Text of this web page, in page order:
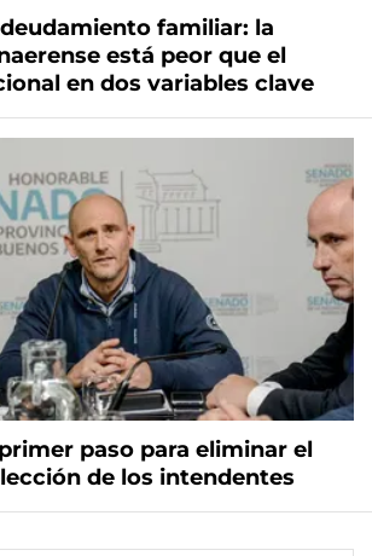
familiar: la
está peor que el
en dos variables clave
paso para eliminar el
de los intendentes